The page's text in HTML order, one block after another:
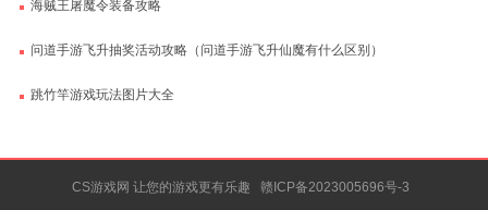
海贼王屠魔令装备攻略
问道手游飞升抽奖活动攻略（问道手游飞升仙魔有什么区别）
跳竹竿游戏玩法图片大全
CS游戏网 让您的游戏更有乐趣 赣ICP备2023005696号-3